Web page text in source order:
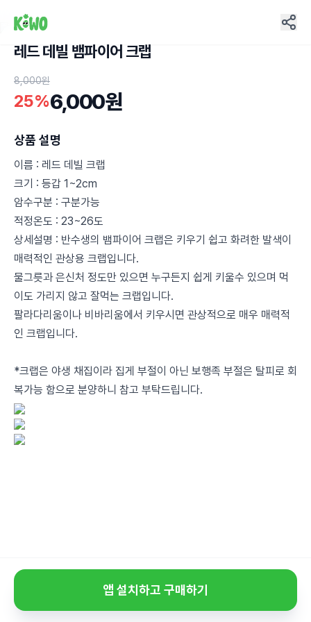
레드 데빌 뱀파이어 크랩
8,000원
25%6,000원
상품 설명
이름 : 레드 데빌 크랩
크기 : 등갑 1~2cm
암수구분 : 구분가능
적정온도 : 23~26도
상세설명 : 반수생의 뱀파이어 크랩은 키우기 쉽고 화려한 발색이
매력적인 관상용 크랩입니다.
물그릇과 은신처 정도만 있으면 누구든지 쉽게 키울수 있으며 먹
이도 가리지 않고 잘먹는 크랩입니다.
팔라다리움이나 비바리움에서 키우시면 관상적으로 매우 매력적
인 크랩입니다.
*크랩은 야생 채집이라 집게 부절이 아닌 보행족 부절은 탈피로 회
복가능 함으로 분양하니 참고 부탁드립니다.
앱 설치하고 구매하기